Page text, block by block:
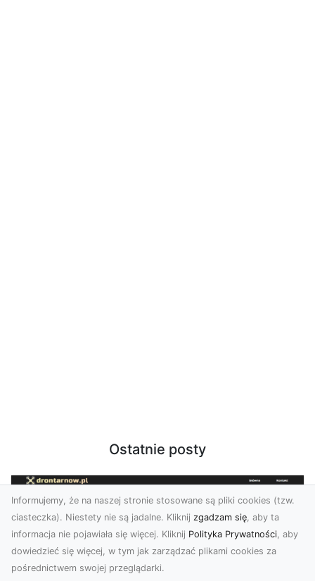
Ostatnie posty
Informujemy, że na naszej stronie stosowane są pliki cookies (tzw.
ciasteczka). Niestety nie są jadalne. Kliknij zgadzam się, aby ta
informacja nie pojawiała się więcej. Kliknij Polityka Prywatności, aby
dowiedzieć się więcej, w tym jak zarządzać plikami cookies za
pośrednictwem swojej przeglądarki.